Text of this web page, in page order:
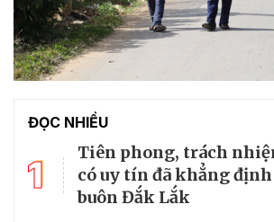
ĐỌC NHIỀU
1
Tiên phong, trách
có uy tín đã khẳng
buôn Đắk Lắk